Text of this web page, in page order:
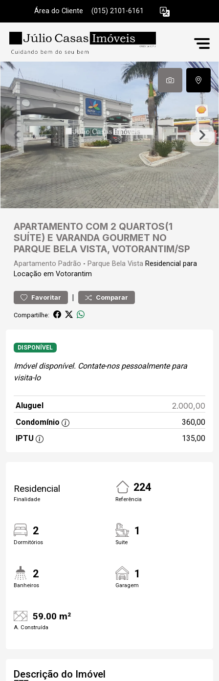
Área do Cliente (015) 2101-6161
APARTAMENTO COM 2 QUARTOS(1
SUÍTE) E VARANDA GOURMET NO
PARQUE BELA VISTA, VOTORANTIM/SP
Apartamento Padrão - Parque Bela Vista Residencial para
Locação em Votorantim
Favoritar | Comparar
Compartilhe:
DISPONÍVEL
Imóvel disponível. Contate-nos pessoalmente para
visita-lo
Aluguel 2.000,00
Condomínio
360,00
IPTU
135,00
Residencial
Finalidade
224
Referência
2
Dormitórios
1
Suite
2
Banheiros
1
Garagem
59.00 m²
A. Construída
Descrição do Imóvel